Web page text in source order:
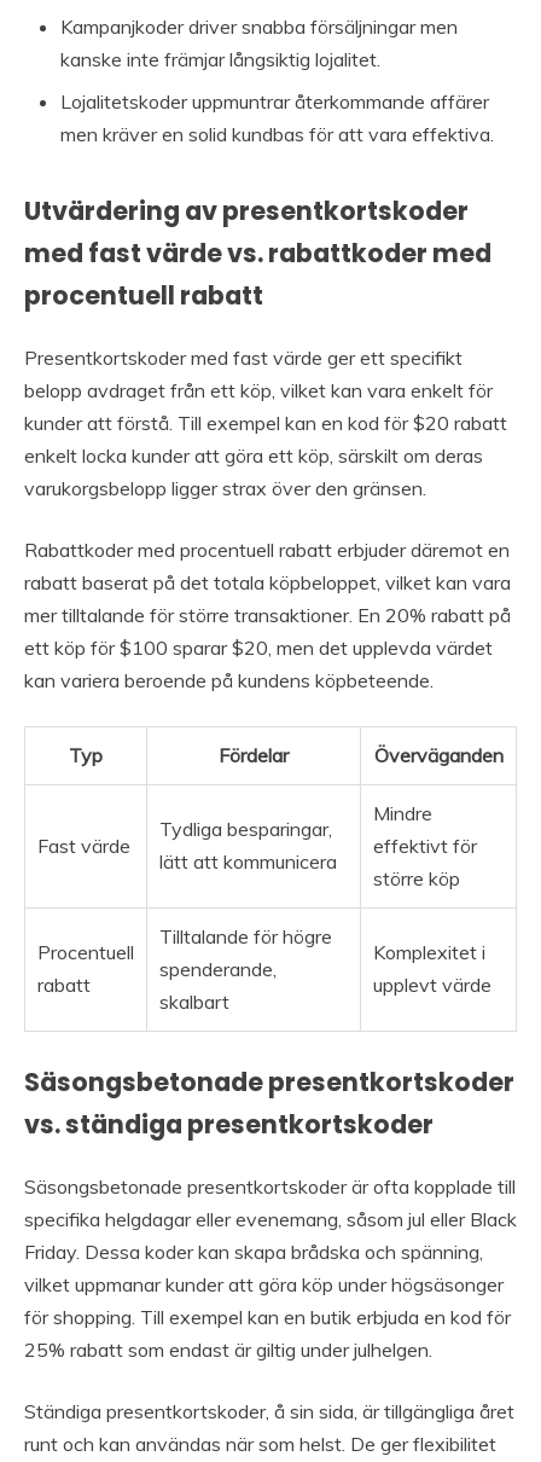
Kampanjkoder driver snabba försäljningar men
kanske inte främjar långsiktig lojalitet.
Lojalitetskoder uppmuntrar återkommande affärer
men kräver en solid kundbas för att vara effektiva.
Utvärdering av presentkortskoder
med fast värde vs. rabattkoder med
procentuell rabatt
Presentkortskoder med fast värde ger ett specifikt
belopp avdraget från ett köp, vilket kan vara enkelt för
kunder att förstå. Till exempel kan en kod för $20 rabatt
enkelt locka kunder att göra ett köp, särskilt om deras
varukorgsbelopp ligger strax över den gränsen.
Rabattkoder med procentuell rabatt erbjuder däremot en
rabatt baserat på det totala köpbeloppet, vilket kan vara
mer tilltalande för större transaktioner. En 20% rabatt på
ett köp för $100 sparar $20, men det upplevda värdet
kan variera beroende på kundens köpbeteende.
Typ Fördelar Överväganden
Fast värde
Tydliga besparingar,
lätt att kommunicera
Mindre
effektivt för
större köp
Procentuell
rabatt
Tilltalande för högre
spenderande,
skalbart
Komplexitet i
upplevt värde
Säsongsbetonade presentkortskoder
vs. ständiga presentkortskoder
Säsongsbetonade presentkortskoder är ofta kopplade till
specifika helgdagar eller evenemang, såsom jul eller Black
Friday. Dessa koder kan skapa brådska och spänning,
vilket uppmanar kunder att göra köp under högsäsonger
för shopping. Till exempel kan en butik erbjuda en kod för
25% rabatt som endast är giltig under julhelgen.
Ständiga presentkortskoder, å sin sida, är tillgängliga året
runt och kan användas när som helst. De ger flexibilitet